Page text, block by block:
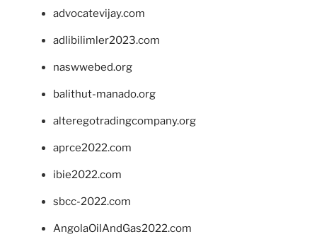
advocatevijay.com
adlibilimler2023.com
naswwebed.org
balithut-manado.org
alteregotradingcompany.org
aprce2022.com
ibie2022.com
sbcc-2022.com
AngolaOilAndGas2022.com